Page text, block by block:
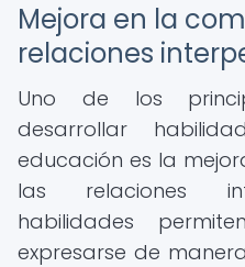
Mejora en la
relaciones
Uno de los
desarrollar
educación es la
las relaciones
habilidades
expresarse de